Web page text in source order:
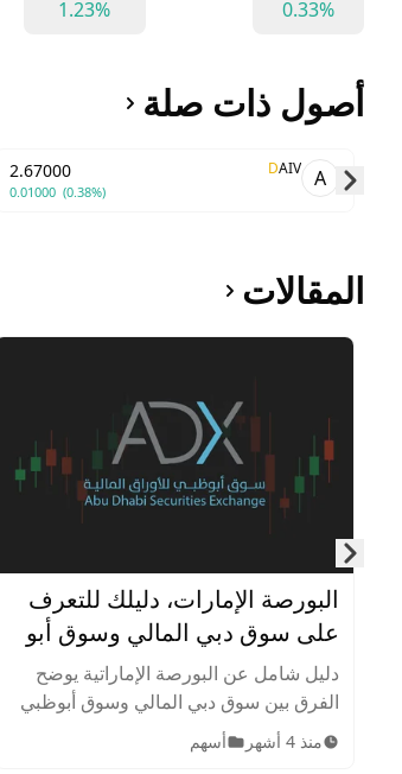
0.33%
1.23%
أصول ذات صلة
A
AIV
D
2.67000
0.01000 (0.38%)
المقالات
البورصة الإمارات، دليلك للتعرف
على سوق دبي المالي وسوق أبو
ظبي للأوراق المالية
دليل شامل عن البورصة الإماراتية يوضح
الفرق بين سوق دبي المالي وسوق أبوظبي
للأوراق المالية، أهم الشركات المدرجة،
الأصول المتاحة، ساعات التداول، وخطوات
منذ 4 أشهر أسهم
Skip to next slide page